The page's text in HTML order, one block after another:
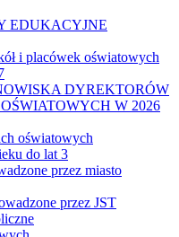
EDUKACYJNE
i placówek oświatowych
DYREKTORÓW
W 2026
oświatowych
do lat 3
przez miasto
przez JST